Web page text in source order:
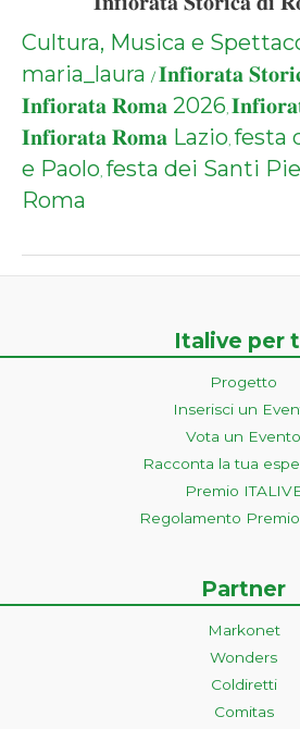
Cultura, Musica e
maria_laura / 𝐈𝐧𝐟𝐢𝐨𝐫𝐚𝐭𝐚
𝐈𝐧𝐟𝐢𝐨𝐫𝐚𝐭𝐚 𝐑𝐨𝐦𝐚 2026,
𝐈𝐧𝐟𝐢𝐨𝐫𝐚𝐭𝐚 𝐑𝐨𝐦𝐚 Lazio, festa
e Paolo, festa dei Santi
Roma
Italive per
Progetto
Inserisci un
Vota un Evento
Racconta la tua
Premio
Regolamento
Partner
Markonet
Wonders
Coldiretti
Comitas